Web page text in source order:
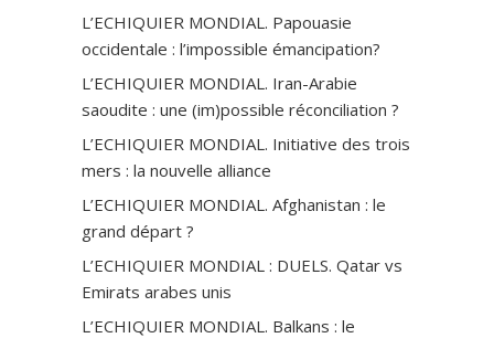
L’ECHIQUIER MONDIAL. Papouasie
occidentale : l’impossible émancipation?
L’ECHIQUIER MONDIAL. Iran-Arabie
saoudite : une (im)possible réconciliation ?
L’ECHIQUIER MONDIAL. Initiative des trois
mers : la nouvelle alliance
L’ECHIQUIER MONDIAL. Afghanistan : le
grand départ ?
L’ECHIQUIER MONDIAL : DUELS. Qatar vs
Emirats arabes unis
L’ECHIQUIER MONDIAL. Balkans : le